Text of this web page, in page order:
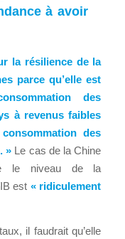
à avoir
la résilience de la
parce qu’elle est
des
à revenus faibles
des
» Le cas de la Chine
le niveau de la
est « ridiculement
il faudrait qu’elle